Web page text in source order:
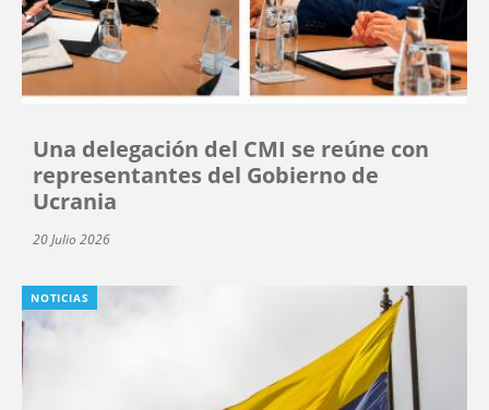
Una delegación del CMI se reúne con
representantes del Gobierno de
Ucrania
20 Julio 2026
NOTICIAS